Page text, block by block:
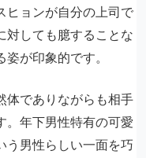
ヒョンが自分の上司で
対しても臆することな
が印象的です。
体でありながらも相手
。年下男性特有の可愛
う男性らしい一面を巧